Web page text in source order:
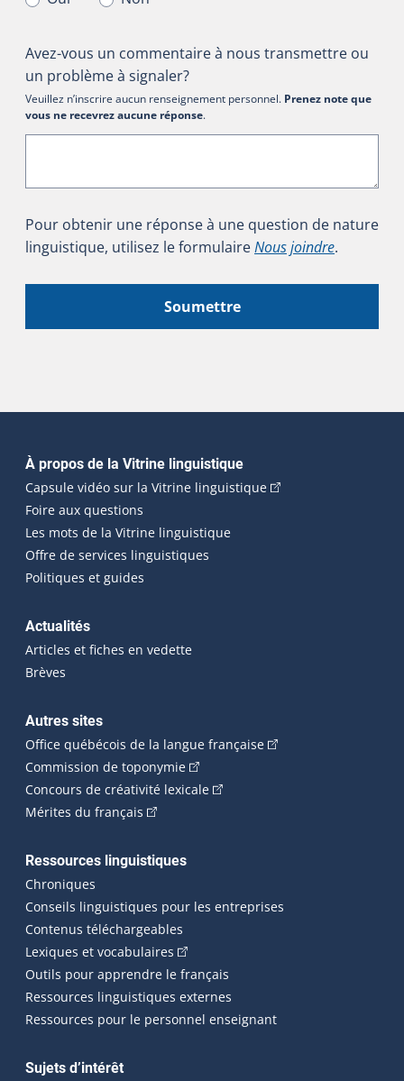
Avez-vous un commentaire à nous transmettre ou
un problème à signaler?
Veuillez n’inscrire aucun renseignement personnel. Prenez note que
vous ne recevrez aucune réponse.
Pour obtenir une réponse à une question de nature
linguistique, utilisez le formulaireNous joindre.
Soumettre
Navigation principale
À propos de la Vitrine linguistique
Capsule vidéo sur la Vitrine linguistique(Cet hyperlien
Foire aux questions
Les mots de la Vitrine linguistique
Offre de services linguistiques
Politiques et guides
Actualités
Articles et fiches en vedette
Brèves
Autres sites
Office québécois de la langue française(Cet hyperlien
Commission de toponymie(Cet hyperlien externe s'ouvrira
Concours de créativité lexicale(Cet hyperlien externe
Mérites du français (Cet hyperlien externe s'ouvrira dans une
Ressources linguistiques
Chroniques
Conseils linguistiques pour les entreprises
Contenus téléchargeables
Lexiques et vocabulaires (Cet hyperlien externe s'ouvrira
Outils pour apprendre le français
Ressources linguistiques externes
Ressources pour le personnel enseignant
Sujets d’intérêt